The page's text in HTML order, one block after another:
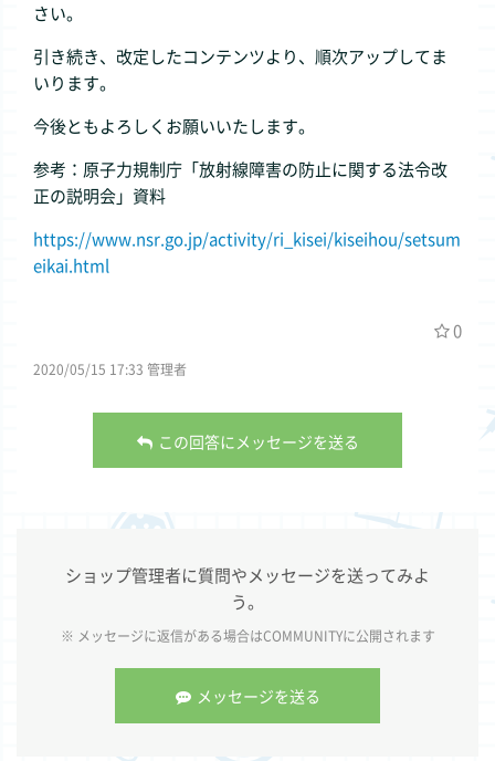
さい。
引き続き、改定したコンテンツより、順次アップしてま
いります。
今後ともよろしくお願いいたします。
参考：原子力規制庁「放射線障害の防止に関する法令改
正の説明会」資料
https://www.nsr.go.jp/activity/ri_kisei/kiseihou/setsum
eikai.html
0
2020/05/15 17:33 管理者
この回答にメッセージを送る
ショップ管理者に質問やメッセージを送ってみよ
う。
※ メッセージに返信がある場合はCOMMUNITYに公開されます
メッセージを送る